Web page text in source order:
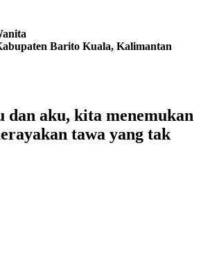
Barito Kuala, Kalimantan
dan aku, kita menemukan
tawa yang tak